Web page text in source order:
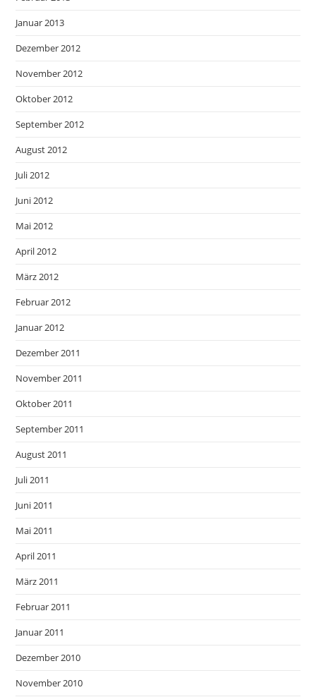
Januar 2013
Dezember 2012
November 2012
Oktober 2012
September 2012
August 2012
Juli 2012
Juni 2012
Mai 2012
April 2012
März 2012
Februar 2012
Januar 2012
Dezember 2011
November 2011
Oktober 2011
September 2011
August 2011
Juli 2011
Juni 2011
Mai 2011
April 2011
März 2011
Februar 2011
Januar 2011
Dezember 2010
November 2010